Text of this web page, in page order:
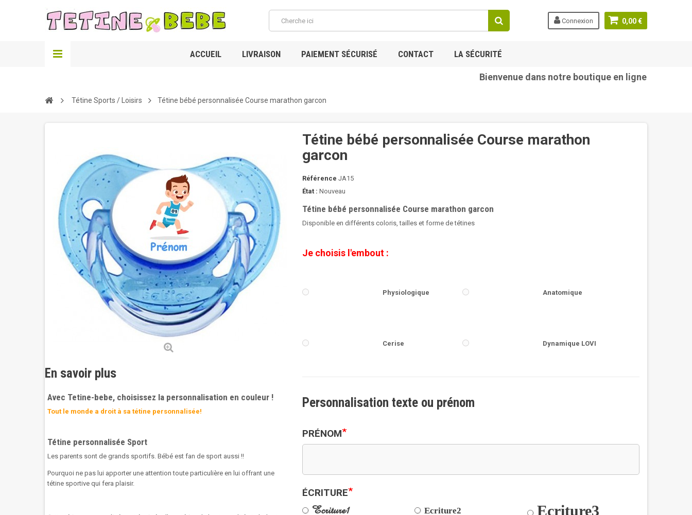
0,00 €
Connexion
ACCUEIL LIVRAISON PAIEMENT SÉCURISÉ CONTACT LA SÉCURITÉ
Bienvenue dans notre boutique en ligne tetine-
Tétine Sports / Loisirs Tétine bébé personnalisée Course marathon garcon
En savoir plus
Avec Tetine-bebe, choisissez la personnalisation en couleur !
Tout le monde a droit à sa tétine personnalisée!
Tétine personnalisée Sport
Les parents sont de grands sportifs. Bébé est fan de sport aussi !!
Pourquoi ne pas lui apporter une attention toute particulière en lui offrant une
tétine sportive qui fera plaisir.
Tétine bébé personnalisée Course marathon
garcon
Référence JA15
État : Nouveau
Tétine bébé personnalisée Course marathon garcon
Disponible en différents coloris, tailles et forme de tétines
Je choisis l'embout :
Physiologique Anatomique
Cerise Dynamique LOVI
Personnalisation texte ou prénom
PRÉNOM*
ÉCRITURE*
Ecriture1 Ecriture2 Ecriture3